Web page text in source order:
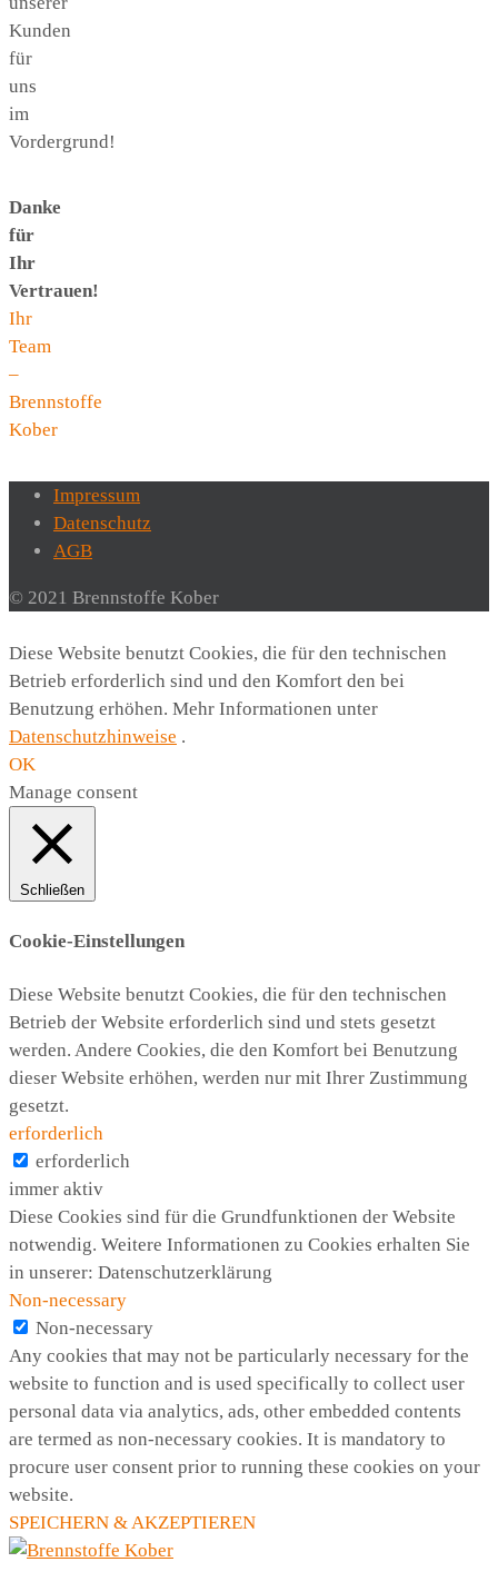
Kunden
für
uns
im
Vordergrund!
Danke
für
Ihr
Vertrauen!
Ihr
Team
–
Brennstoffe
Kober
Impressum
Datenschutz
AGB
© 2021 Brennstoffe Kober
Diese Website benutzt Cookies, die für den technischen
Betrieb erforderlich sind und den Komfort den bei
Benutzung erhöhen. Mehr Informationen unter
Datenschutzhinweise .
OK
Manage consent
Schließen
Cookie-Einstellungen
Diese Website benutzt Cookies, die für den technischen
Betrieb der Website erforderlich sind und stets gesetzt
werden. Andere Cookies, die den Komfort bei Benutzung
dieser Website erhöhen, werden nur mit Ihrer Zustimmung
gesetzt.
erforderlich
erforderlich
immer aktiv
Diese Cookies sind für die Grundfunktionen der Website
notwendig. Weitere Informationen zu Cookies erhalten Sie
in unserer: Datenschutzerklärung
Non-necessary
Non-necessary
Any cookies that may not be particularly necessary for the
website to function and is used specifically to collect user
personal data via analytics, ads, other embedded contents
are termed as non-necessary cookies. It is mandatory to
procure user consent prior to running these cookies on your
website.
SPEICHERN & AKZEPTIEREN